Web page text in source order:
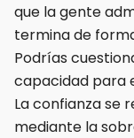
que la gente
termina de
Podrías
capacidad para
La confianza se
mediante la